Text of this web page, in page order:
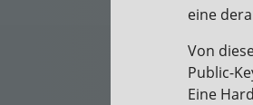
eine
Von
Public-
Eine